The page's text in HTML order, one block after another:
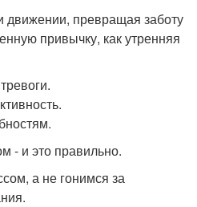
превращая заботу
привычку, как утренняя
- и это правильно.
а не гонимся за